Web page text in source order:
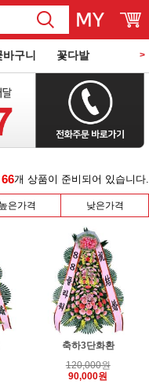
바구니 꽃다발
꽃과 케익 쌀화환
>
66개 상품이 준비되어 있습니다.
높은가격 낮은가격
축하3단화환
120,000원
90,000원